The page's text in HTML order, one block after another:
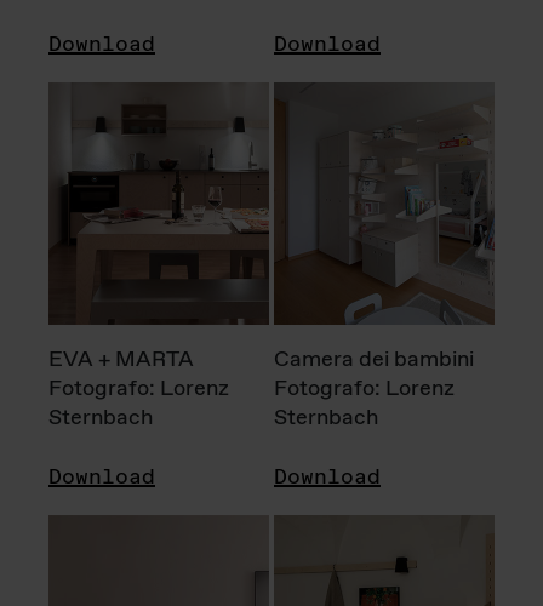
Download Download
EVA + MARTA
Fotografo: Lorenz
Sternbach
Download
Camera dei bambini
Fotografo: Lorenz
Sternbach
Download